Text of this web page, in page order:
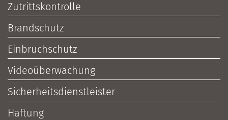
Zutrittskontrolle
Brandschutz
Einbruchschutz
Videoüberwachung
Sicherheitsdienstleister
Haftung